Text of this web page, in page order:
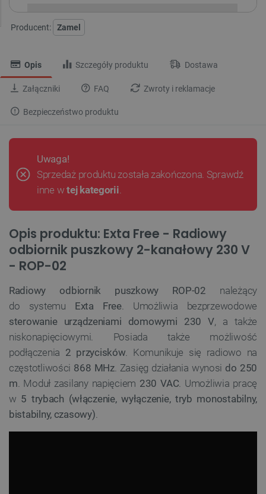
Producent: Zamel
Opis Szczegóły produktu Dostawa
Załączniki FAQ Zwroty i reklamacje
Bezpieczeństwo produktu
Uwaga!
Sprzedaż produktu została zakończona. Sprawdź
inne wtej kategorii.
Opis produktu: Exta Free - Radiowy
odbiornik puszkowy 2-kanałowy 230 V
- ROP-02
Radiowy odbiornik puszkowy ROP-02 należący
do systemu Exta Free. Umożliwia bezprzewodowe
sterowanie urządzeniami domowymi
230 V, a także
niskonapięciowymi. Posiada także możliwość
podłączenia 2 przycisków. Komunikuje się radiowo na
częstotliwości 868 MHz. Zasięg działania wynosi do 250
m. Moduł zasilany napięciem 230 VAC. Umożliwia pracę
w 5 trybach (włączenie, wyłączenie, tryb monostabilny,
bistabilny, czasowy).